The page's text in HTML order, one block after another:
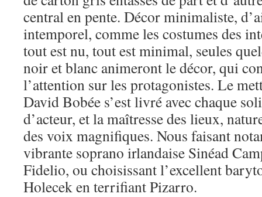
central en pente. Décor minimaliste,
intemporel, comme les costumes des
tout est nu, tout est minimal, seules
noir et blanc animeront le décor, qui
l’attention sur les protagonistes. Le
David Bobée s’est livré avec chaque
d’acteur, et la maîtresse des lieux,
des voix magnifiques. Nous faisant
vibrante soprano irlandaise Sinéad
Fidelio, ou choisissant l’excellent
Holecek en terrifiant Pizarro.